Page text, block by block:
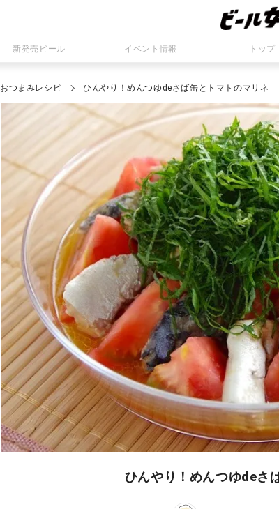
新発売ビール イベント情報 トップ
おつまみレシピ ひんやり！めんつゆdeさば缶とトマトのマリネ
ひんやり！めんつゆdeさ